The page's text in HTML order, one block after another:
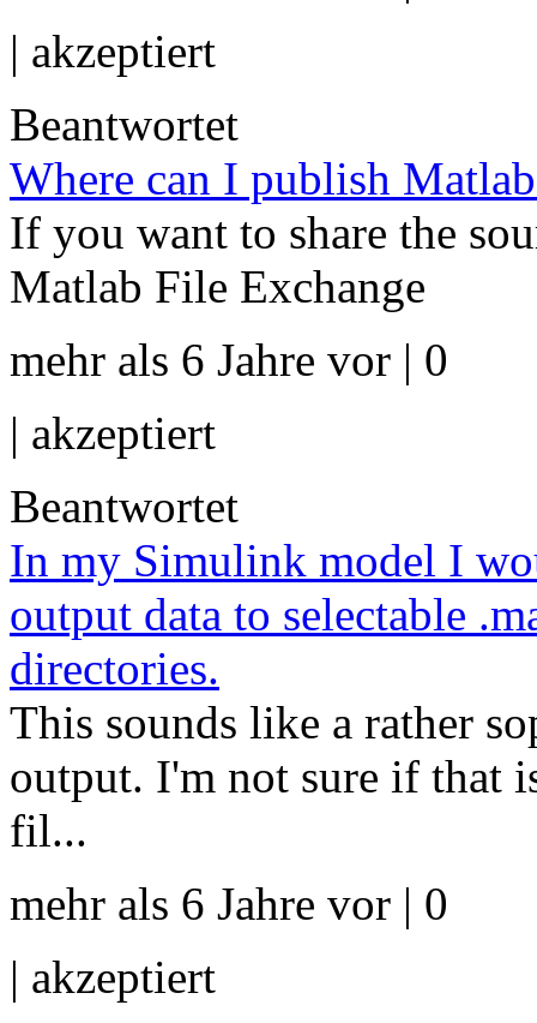
| akzeptiert
Beantwortet
Where can I publish
If you want to share the
Matlab File Exchange
mehr als 6 Jahre vor | 0
| akzeptiert
Beantwortet
In my Simulink model I
output data to selectable
directories.
This sounds like a rather
output. I'm not sure if that
fil...
mehr als 6 Jahre vor | 0
| akzeptiert